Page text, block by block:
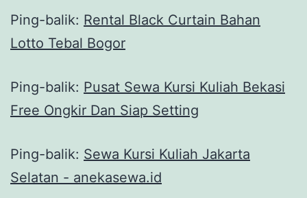
Ping-balik: Rental Black Curtain Bahan
Lotto Tebal Bogor
Ping-balik: Pusat Sewa Kursi Kuliah Bekasi
Free Ongkir Dan Siap Setting
Ping-balik: Sewa Kursi Kuliah Jakarta
Selatan - anekasewa.id